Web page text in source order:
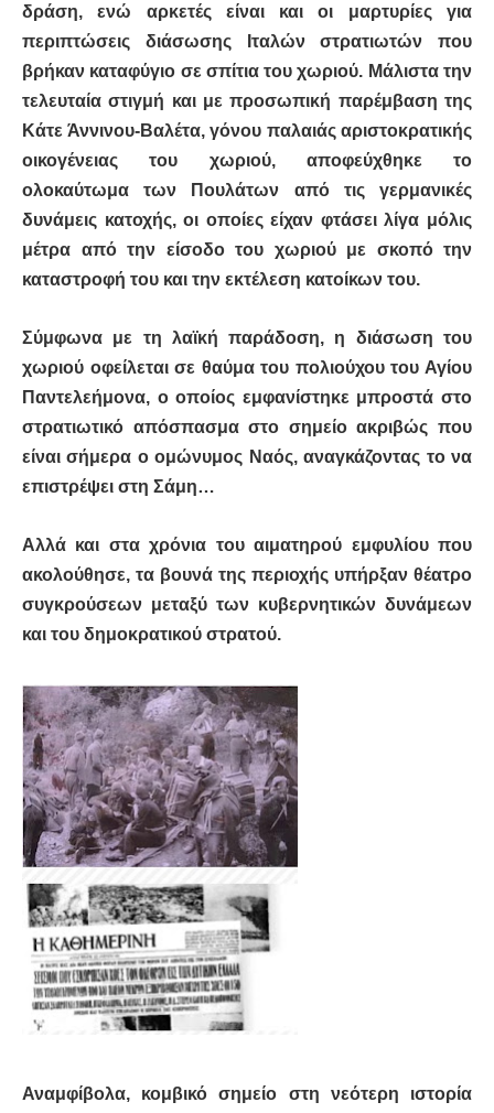
δράση, ενώ αρκετές είναι και οι μαρτυρίες για
περιπτώσεις διάσωσης Ιταλών στρατιωτών που
βρήκαν καταφύγιο σε σπίτια του χωριού. Μάλιστα την
τελευταία στιγμή και με προσωπική παρέμβαση της
Κάτε Άννινου-Βαλέτα, γόνου παλαιάς αριστοκρατικής
οικογένειας του χωριού, αποφεύχθηκε το
ολοκαύτωμα των Πουλάτων από τις γερμανικές
δυνάμεις κατοχής, οι οποίες είχαν φτάσει λίγα μόλις
μέτρα από την είσοδο του χωριού με σκοπό την
καταστροφή του και την εκτέλεση κατοίκων του.
Σύμφωνα με τη λαϊκή παράδοση, η διάσωση του
χωριού οφείλεται σε θαύμα του πολιούχου του Αγίου
Παντελεήμονα, ο οποίος εμφανίστηκε μπροστά στο
στρατιωτικό απόσπασμα στο σημείο ακριβώς που
είναι σήμερα ο ομώνυμος Ναός, αναγκάζοντας το να
επιστρέψει στη Σάμη…
Αλλά και στα χρόνια του αιματηρού εμφυλίου που
ακολούθησε, τα βουνά της περιοχής υπήρξαν θέατρο
συγκρούσεων μεταξύ των κυβερνητικών δυνάμεων
και του δημοκρατικού στρατού.
Αναμφίβολα, κομβικό σημείο στη νεότερη ιστορία